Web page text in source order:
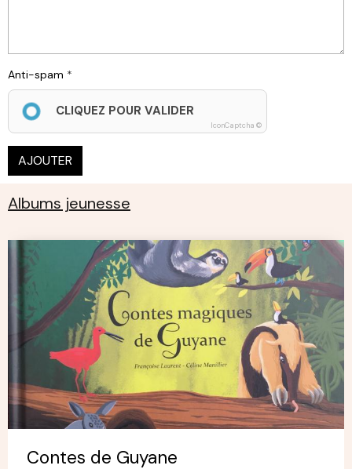
Anti-spam
CLIQUEZ POUR VALIDER
IconCaptcha ©
AJOUTER
Albums jeunesse
Contes de Guyane